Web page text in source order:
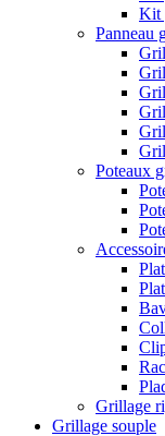
Kit
Panneau
Poteaux
Grillage
Grillage souple